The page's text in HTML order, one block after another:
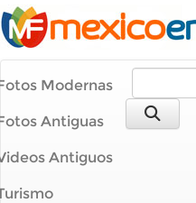
Modernas
Antiguas
Antiguos